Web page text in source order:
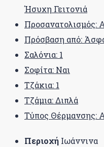
Ήσυχη Γειτονιά
Προσανατολισμός:
Πρόσβαση από:
Σαλόνια: 1
Σοφίτα: Ναι
Τζάκια: 1
Τζάμια: Διπλά
Τύπος Θέρμανσης:
Περιοχή Ιωάννινα